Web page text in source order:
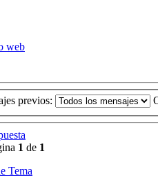
web
previos:
1 de 1
Tema